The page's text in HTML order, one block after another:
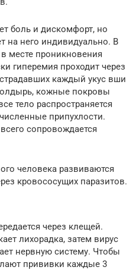
боль и дискомфорт, но
на него индивидуально. В
месте проникновения
гиперемия проходит через
каждый укус вши
кожные покровы
тело распространяется
припухлости.
сопровождается
человека развиваются
кровососущих паразитов.
через клещей.
лихорадка, затем вирус
нервную систему. Чтобы
прививки каждые 3